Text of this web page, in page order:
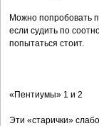
Можно попробовать
если судить по
попытаться стоит.
«Пентиумы» 1 и 2
Эти «старички»